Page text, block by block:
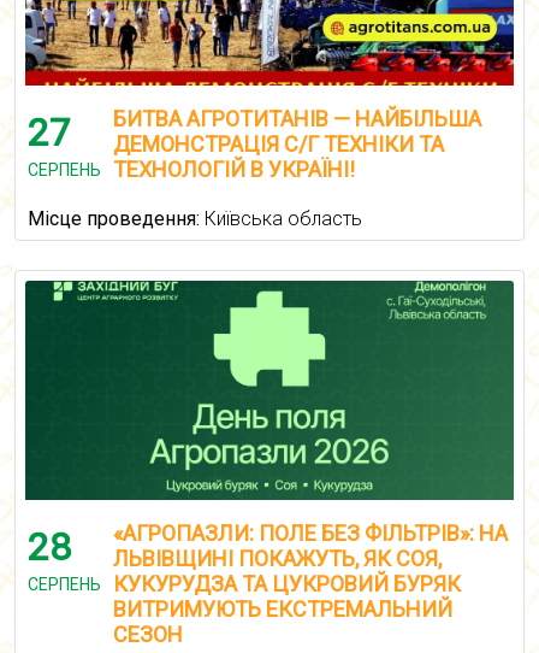
27
СЕРПЕНЬ
БИТВА АГРОТИТАНІВ — НАЙБІЛЬША
ДЕМОНСТРАЦІЯ С/Г ТЕХНІКИ ТА
ТЕХНОЛОГІЙ В УКРАЇНІ!
Місце проведення: Київська область
28
СЕРПЕНЬ
«АГРОПАЗЛИ: ПОЛЕ БЕЗ ФІЛЬТРІВ»: НА
ЛЬВІВЩИНІ ПОКАЖУТЬ, ЯК СОЯ,
КУКУРУДЗА ТА ЦУКРОВИЙ БУРЯК
ВИТРИМУЮТЬ ЕКСТРЕМАЛЬНИЙ
СЕЗОН